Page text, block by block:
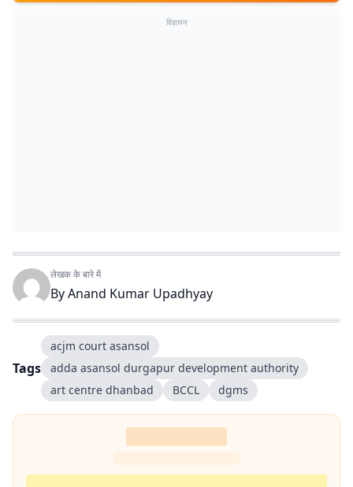
विज्ञापन
लेखक के बारे में
ByAnand Kumar Upadhyay
Tags
acjm court asansol
adda asansol durgapur development authority
art centre dhanbad
BCCL dgms